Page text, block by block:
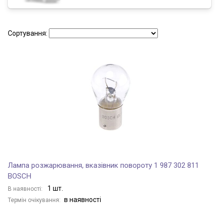
AVALON
AVENSIS
AVENSIS VERSO
Сортування:
Лампа розжарювання, вказівник повороту 1 987 302 811
BOSCH
В наявності: 1 шт.
Термін очікування: в наявності